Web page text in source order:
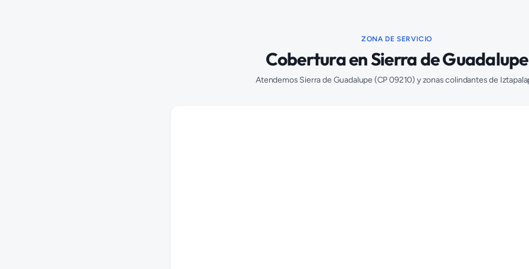
ZONA DE SERVICIO
Cobertura enSierra de Guadalupe
Atendemos Sierra de Guadalupe (CP09210) y zonas colindantes de